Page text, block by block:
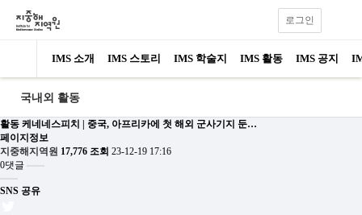
IMS 소개 IMS 스토리 IMS 학술지 IMS 활동 IMS 공지
로그인
국내외 활동
활동 케네네스피치 | 중국, 아프리카에 첫 해외 군사기지 둔…
페이지정보
지중해지역원 17,776 조회 23-12-19 17:16
0댓글
SNS 공유